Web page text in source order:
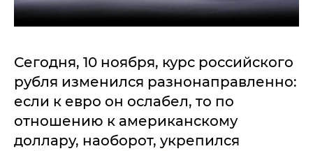
Сегодня, 10 ноября, курс российского
рубля изменился разнонаправленно:
если к евро он ослабел, то по
отношению к американскому
доллару, наоборот, укрепился